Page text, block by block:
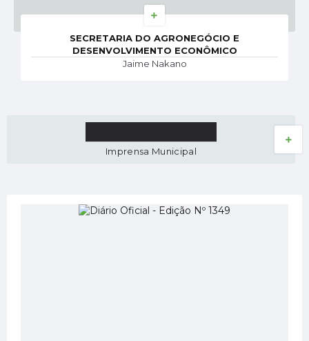
SECRETARIA DO AGRONEGÓCIO E
DESENVOLVIMENTO ECONÔMICO
Jaime Nakano
Imprensa Municipal
VER MAIS